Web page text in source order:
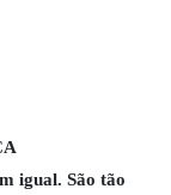
igual. São tão